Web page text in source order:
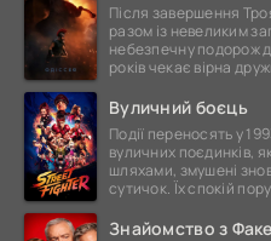
Після завершення
разом із невеликим
небезпечну подорож
років чекає вірна
Вуличний боєць
Події переносять у
вуличних поєдинків,
шляхами, змушені
сутичок. Їх спокій
Знайомство з